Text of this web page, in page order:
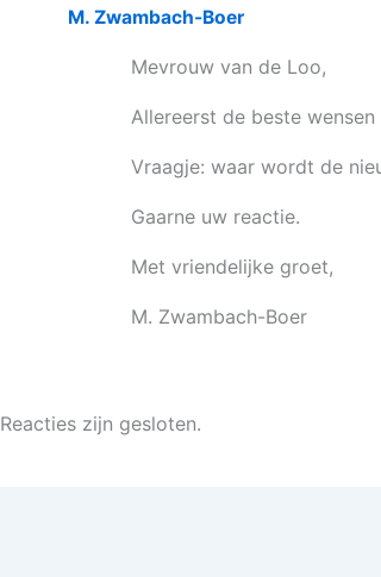
M. Zwambach-Boer
Mevrouw van de Loo,
Allereerst de beste
Vraagje: waar wordt de
Gaarne uw reactie.
Met vriendelijke groet,
M. Zwambach-Boer
Reacties zijn gesloten.